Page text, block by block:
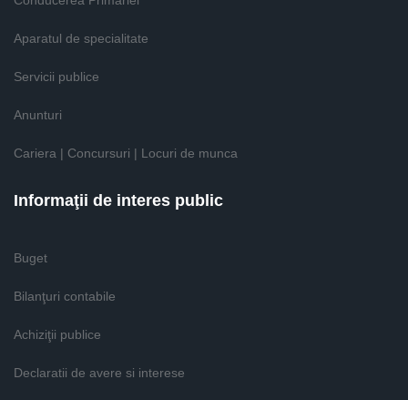
Aparatul de specialitate
Servicii publice
Anunturi
Cariera | Concursuri | Locuri de munca
Informaţii de interes public
Buget
Bilanţuri contabile
Achiziţii publice
Declaratii de avere si interese